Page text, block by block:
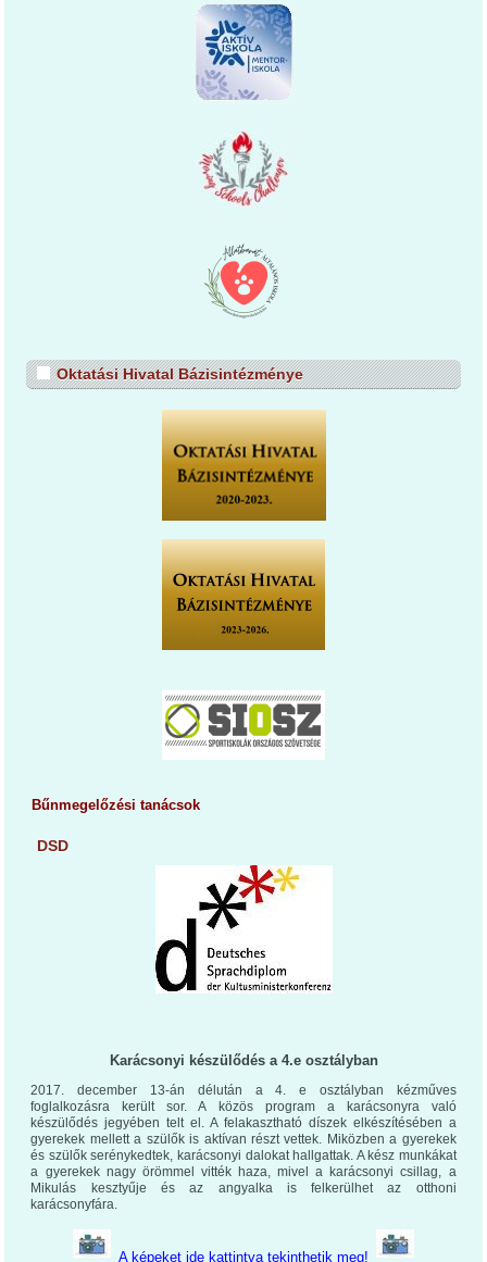
Oktatási Hivatal Bázisintézménye
Bűnmegelőzési tanácsok
DSD
Karácsonyi készülődés a 4.e osztályban
2017. december 13-án délután a 4. e osztályban kézműves
foglalkozásra került sor. A közös program a karácsonyra való
készülődés jegyében telt el. A felakasztható díszek elkészítésében a
gyerekek mellett a szülők is aktívan részt vettek. Miközben a gyerekek
és szülők serénykedtek, karácsonyi dalokat hallgattak. A kész munkákat
a gyerekek nagy örömmel vitték haza, mivel a karácsonyi csillag, a
Mikulás kesztyűje és az angyalka is felkerülhet az otthoni
karácsonyfára.
A képeket ide kattintva tekinthetik meg!